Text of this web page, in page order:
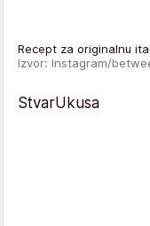
Recept za originalnu
Izvor: Instagram/
StvarUkusa